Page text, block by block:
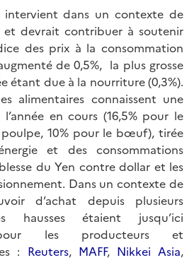
intervient dans un contexte de
et devrait contribuer à soutenir
des prix à la consommation
de 0,5%, la plus grosse
étant due à la nourriture (0,3%).
alimentaires connaissent une
en cours (16,5% pour le
10% pour le bœuf), tirée
et des consommations
du Yen contre dollar et les
Dans un contexte de
d’achat depuis plusieurs
hausses étaient jusqu’ici
pour les producteurs et
: Reuters, MAFF, Nikkei Asia,